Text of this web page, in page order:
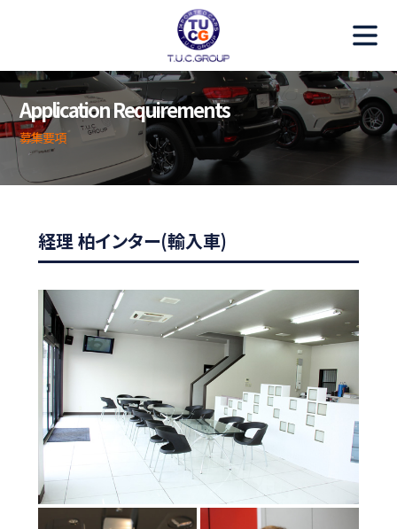
募集要項
Requirements
社員インタビュー
Interview
Message
Staff Profile
T.U.C.GROUPサイト
TUC Group website
Application Requirements
募集要項
経理 柏インター(輸入車)